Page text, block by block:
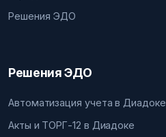
Решения ЭДО
Решения ЭДО
Автоматизация учета в Диадоке
Акты и ТОРГ-12 в Диадоке